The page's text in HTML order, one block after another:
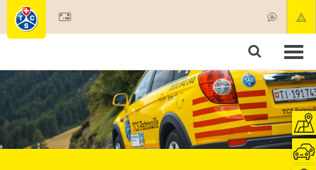
Produits & services